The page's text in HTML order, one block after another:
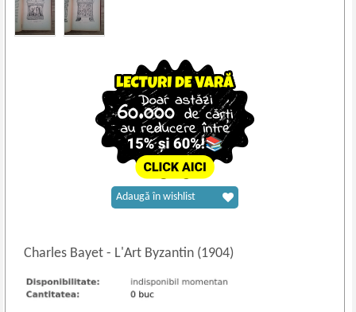
Charles Bayet- L'Art Byzantin (1904)
Adaugă în wishlist